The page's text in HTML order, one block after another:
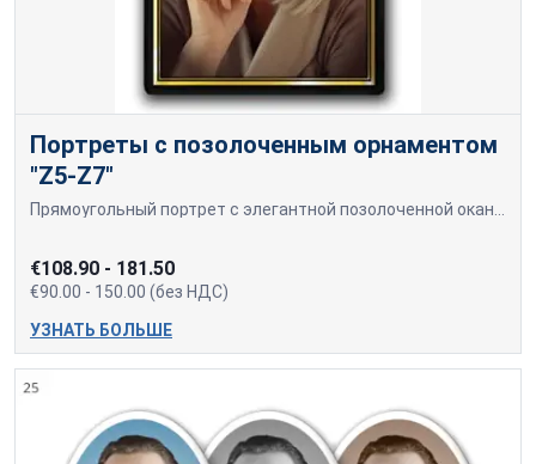
Портреты с позолоченным орнаментом
"Z5-Z7"
Прямоугольный портрет с элегантной позолоченной окантовкой. Фотография выполнена в теплых тонах, фон имеет глубокий оттенок, создавая ощущение уюта и благородства. Портреты можно изготовить в цветном, черно-белом и коричневом (сепия) варианте. Возможно изготовление портретов больших размеров. Цену на портреты большого размера, начиная с 24*30 см, уточняйте отдельно. Доставка через Omniva или самовывоз из офиса (Mālu iela 28, k3, Rīga)
€108.90 - 181.50
€90.00 - 150.00 (без НДС)
УЗНАТЬ БОЛЬШЕ